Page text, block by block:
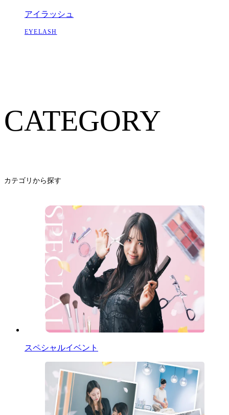
アイラッシュ
EYELASH
CATEGORY
カテゴリから探す
スペシャルイベント